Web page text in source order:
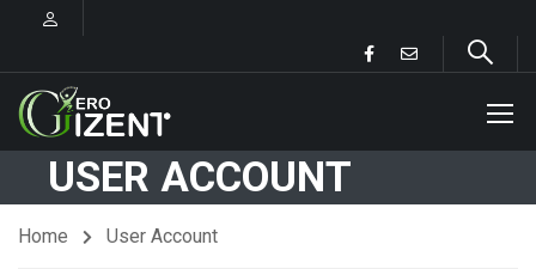
USER ACCOUNT
Home User Account